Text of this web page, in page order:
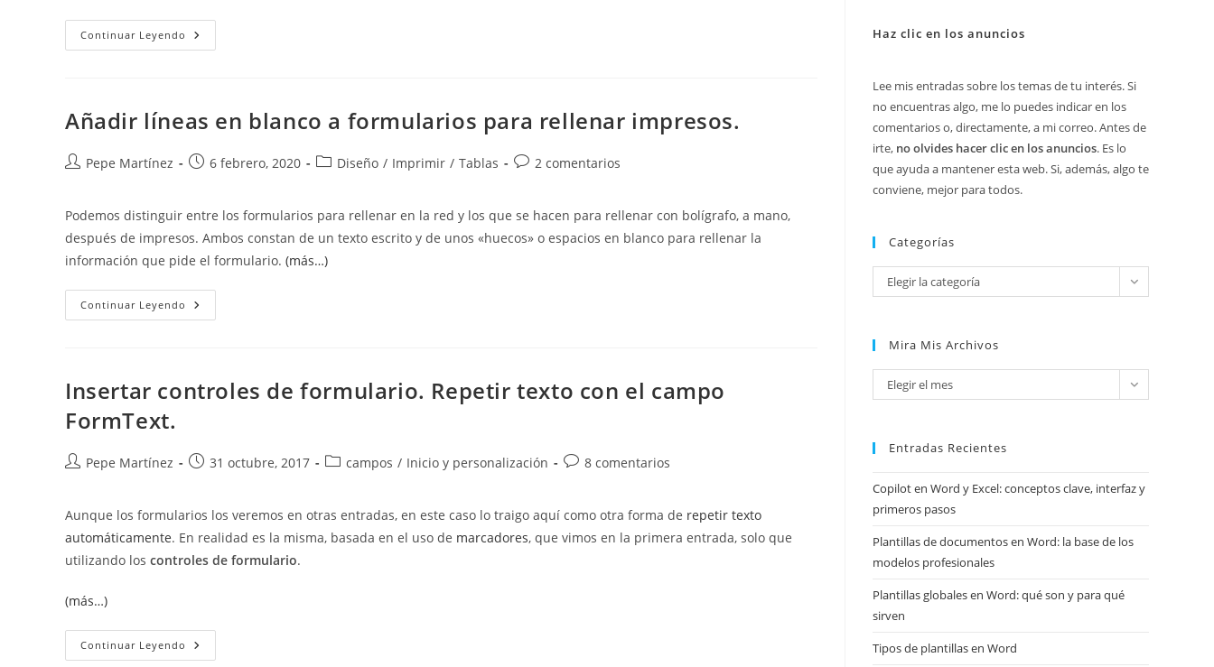
Continuar Leyendo Controles
ActiveX,
De
Añadir líneas en blanco a formularios para rellenar impresos.
Autor
entrada:
Pepe Martínez
Publicación
entrada:
6 febrero, 2020
Categoría
entrada:
Diseño / Imprimir / Tablas
Comentarios
entrada:
2 comentarios
Podemos distinguir entre los formularios para rellenar en la red y los que se hacen para rellenar con bolígrafo, a mano,
después de impresos. Ambos constan de un texto escrito y de unos «huecos» o espacios en blanco para rellenar la
información que pide el formulario. (más…)
Continuar Leyendo Añadir
Líneas
Para
Rellenar
Insertar controles de formulario. Repetir texto con el campo
FormText.
Autor
entrada:
Pepe Martínez
Publicación
entrada:
31 octubre, 2017
Categoría
entrada:
campos / Inicio y personalización
Comentarios
entrada:
8 comentarios
Aunque los formularios los veremos en otras entradas, en este caso lo traigo aquí como otra forma de repetir texto
automáticamente. En realidad es la misma, basada en el uso de marcadores, que vimos en la primera entrada, solo que
utilizando los controles de formulario.
(más…)
Continuar Leyendo Insertar
Controles
Haz clic en los anuncios
Lee mis entradas sobre los temas de tu interés. Si
no encuentras algo, me lo puedes indicar en los
comentarios o, directamente, a mi correo. Antes de
irte, no olvides hacer clic en los anuncios. Es lo
que ayuda a mantener esta web. Si, además, algo te
conviene, mejor para todos.
Categorías
Categorías
Elegir la categoría
Mira Mis Archivos
Mira
mis
Elegir el mes
Entradas Recientes
Copilot en Word y Excel: conceptos clave, interfaz y
primeros pasos
Plantillas de documentos en Word: la base de los
modelos profesionales
Plantillas globales en Word: qué son y para qué
sirven
Tipos de plantillas en Word